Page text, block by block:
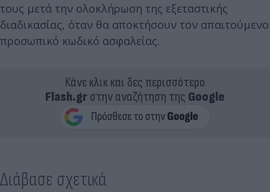
τους μετά την ολοκλήρωση της εξεταστικής
διαδικασίας, όταν θα αποκτήσουν τον απαιτούμενο
προσωπικό κωδικό ασφαλείας.
Κάνε κλικ και δες περισσότερο
Flash.grστην αναζήτηση της Google
Διάβασε σχετικά